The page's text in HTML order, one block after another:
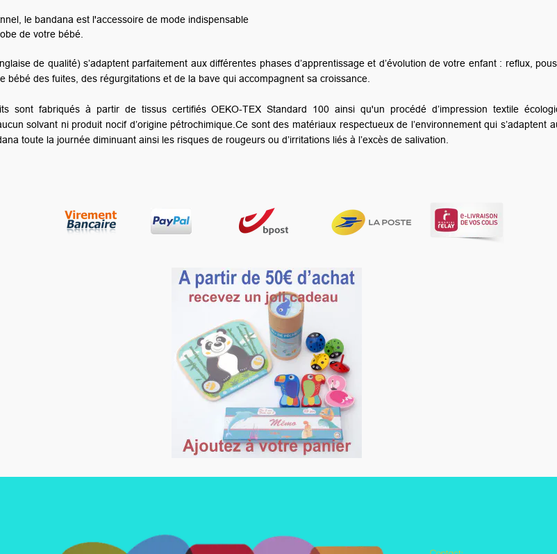
indispensable
aux différentes phases d’apprentissage et d’évolution de votre enfant : reflux, poussées dentaires, sevrage... Ils
de la bave qui accompagnent sa croissance.
OEKO-TEX Standard 100 ainsi qu'un procédé d’impression textile écologique : impressions réalisées
pétrochimique.Ce sont des matériaux respectueux de l’environnement qui s’adaptent au mieux aux peaux sensibles
risques de rougeurs ou d’irritations liés à l’excès de salivation.